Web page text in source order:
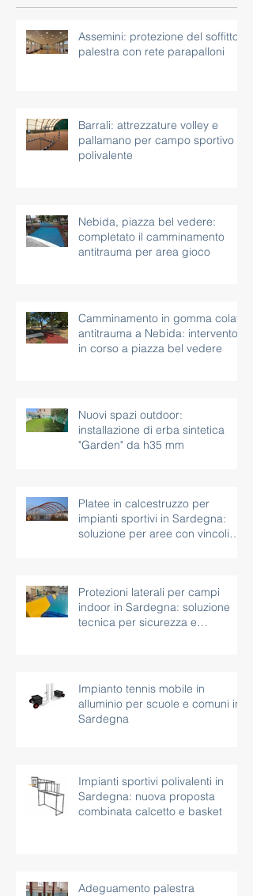
Assemini: protezione del soffitto
palestra con rete parapalloni
Barrali: attrezzature volley e
pallamano per campo sportivo
polivalente
Nebida, piazza bel vedere:
completato il camminamento
antitrauma per area gioco
Camminamento in gomma colata
antitrauma a Nebida: intervento
in corso a piazza bel vedere
Nuovi spazi outdoor:
installazione di erba sintetica
"Garden" da h35 mm
Platee in calcestruzzo per
impianti sportivi in Sardegna:
soluzione per aree con vincoli
Protezioni laterali per campi
indoor in Sardegna: soluzione
tecnica per sicurezza e
Impianto tennis mobile in
alluminio per scuole e comuni in
Sardegna
Impianti sportivi polivalenti in
Sardegna: nuova proposta
combinata calcetto e basket
Adeguamento palestra